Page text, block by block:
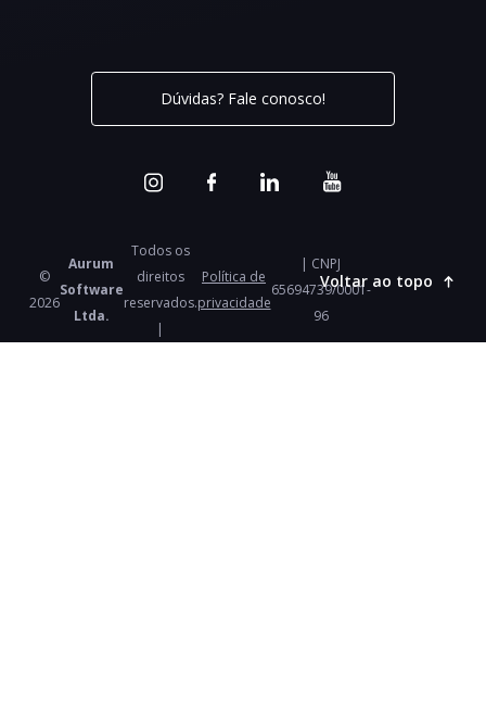
Dúvidas? Fale conosco!
©
2026
Aurum
Software
Ltda.
Todos os
direitos
reservados.
|
Política de
privacidade
| CNPJ
65694739/0001-
96
Voltar ao topo